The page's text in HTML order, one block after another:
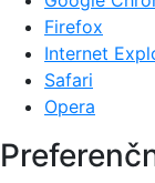
Firefox
Internet
Safari
Opera